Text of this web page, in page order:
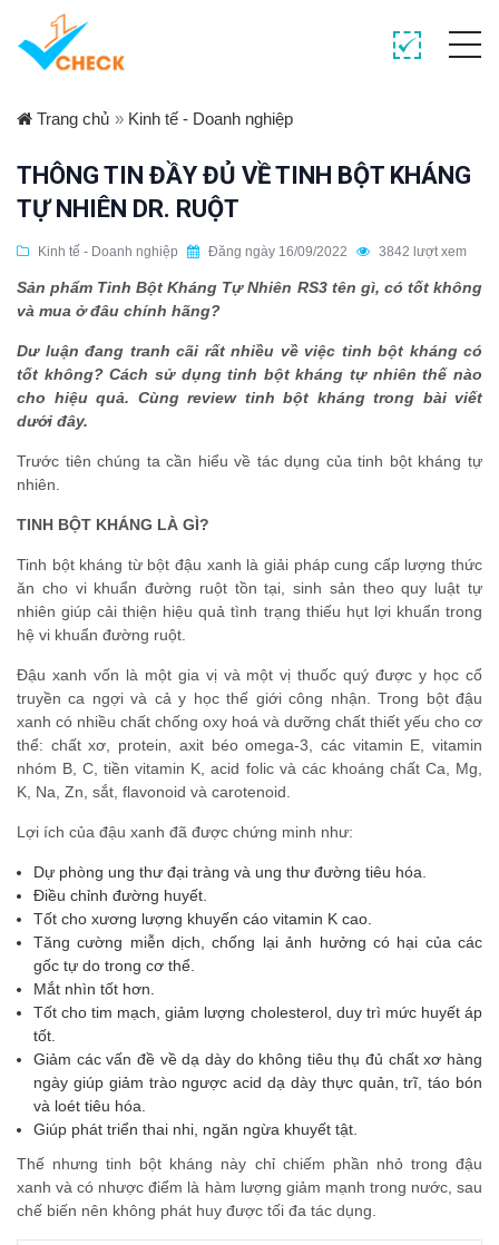
Trang chủ » Kinh tế - Doanh nghiệp
THÔNG TIN ĐẦY ĐỦ VỀ TINH BỘT KHÁNG
TỰ NHIÊN DR. RUỘT
Kinh tế - Doanh nghiệp Đăng ngày 16/09/2022 3842 lượt xem
Sản phẩm Tinh Bột Kháng Tự Nhiên RS3 tên gì, có tốt không
và mua ở đâu chính hãng?
Dư luận đang tranh cãi rất nhiều về việc tinh bột kháng có
tốt không? Cách sử dụng tinh bột kháng tự nhiên thế nào
cho hiệu quả. Cùng review tinh bột kháng trong bài viết
dưới đây.
Trước tiên chúng ta cần hiểu về tác dụng của tinh bột kháng tự
nhiên.
TINH BỘT KHÁNG LÀ GÌ?
Tinh bột kháng từ bột đậu xanh là giải pháp cung cấp lượng thức
ăn cho vi khuẩn đường ruột tồn tại, sinh sản theo quy luật tự
nhiên giúp cải thiện hiệu quả tình trạng thiếu hụt lợi khuẩn trong
hệ vi khuẩn đường ruột.
Đậu xanh vốn là một gia vị và một vị thuốc quý được y học cổ
truyền ca ngợi và cả y học thế giới công nhận. Trong bột đậu
xanh có nhiều chất chống oxy hoá và dưỡng chất thiết yếu cho cơ
thể: chất xơ, protein, axit béo omega-3, các vitamin E, vitamin
nhóm B, C, tiền vitamin K, acid folic và các khoáng chất Ca, Mg,
K, Na, Zn, sắt, flavonoid và carotenoid.
Lợi ích của đậu xanh đã được chứng minh như:
Dự phòng ung thư đại tràng và ung thư đường tiêu hóa.
Điều chỉnh đường huyết.
Tốt cho xương lượng khuyến cáo vitamin K cao.
Tăng cường miễn dịch, chống lại ảnh hưởng có hại của các
gốc tự do trong cơ thể.
Mắt nhìn tốt hơn.
Tốt cho tim mạch, giảm lượng cholesterol, duy trì mức huyết áp
tốt.
Giảm các vấn đề về dạ dày do không tiêu thụ đủ chất xơ hàng
ngày giúp giảm trào ngược acid dạ dày thực quản, trĩ, táo bón
và loét tiêu hóa.
Giúp phát triển thai nhi, ngăn ngừa khuyết tật.
Thế nhưng tinh bột kháng này chỉ chiếm phần nhỏ trong đậu
xanh và có nhược điểm là hàm lượng giảm mạnh trong nước, sau
chế biến nên không phát huy được tối đa tác dụng.